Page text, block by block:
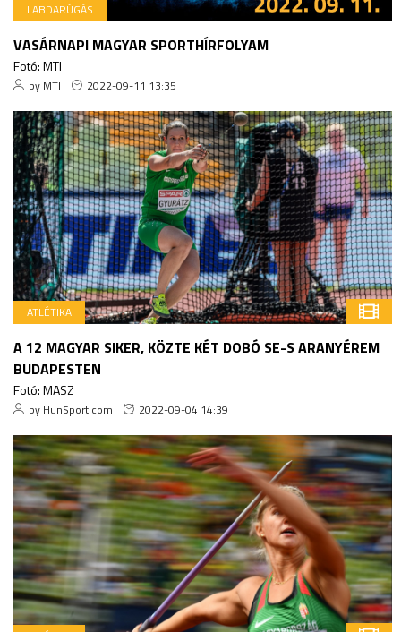
LABDARÚGÁS
VASÁRNAPI MAGYAR SPORTHÍRFOLYAM
Fotó: MTI
by MTI 2022-09-11 13:35
ATLÉTIKA
A 12 MAGYAR SIKER, KÖZTE KÉT DOBÓ SE-S ARANYÉREM
BUDAPESTEN
Fotó: MASZ
by HunSport.com 2022-09-04 14:39